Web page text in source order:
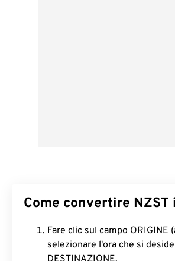
Come convertire NZST
Fare clic sul campo ORIGINE
selezionare l'ora che si